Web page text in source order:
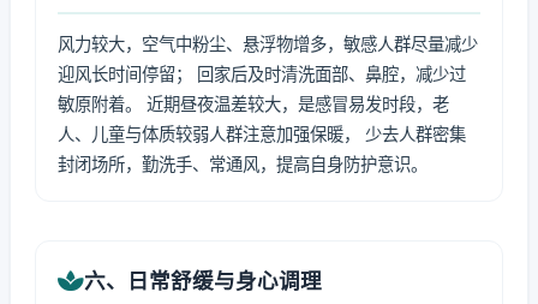
风力较大，空气中粉尘、悬浮物增多，敏感人群尽量减少
迎风长时间停留； 回家后及时清洗面部、鼻腔，减少过
敏原附着。 近期昼夜温差较大，是感冒易发时段，老
人、儿童与体质较弱人群注意加强保暖， 少去人群密集
封闭场所，勤洗手、常通风，提高自身防护意识。
六、日常舒缓与身心调理